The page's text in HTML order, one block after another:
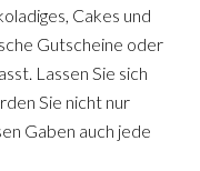
Cakes und
Gutscheine oder
Lassen Sie sich
Sie nicht nur
Gaben auch jede